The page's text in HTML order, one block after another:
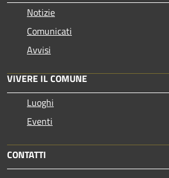
Notizie
Comunicati
Avvisi
VIVERE IL COMUNE
Luoghi
Eventi
CONTATTI